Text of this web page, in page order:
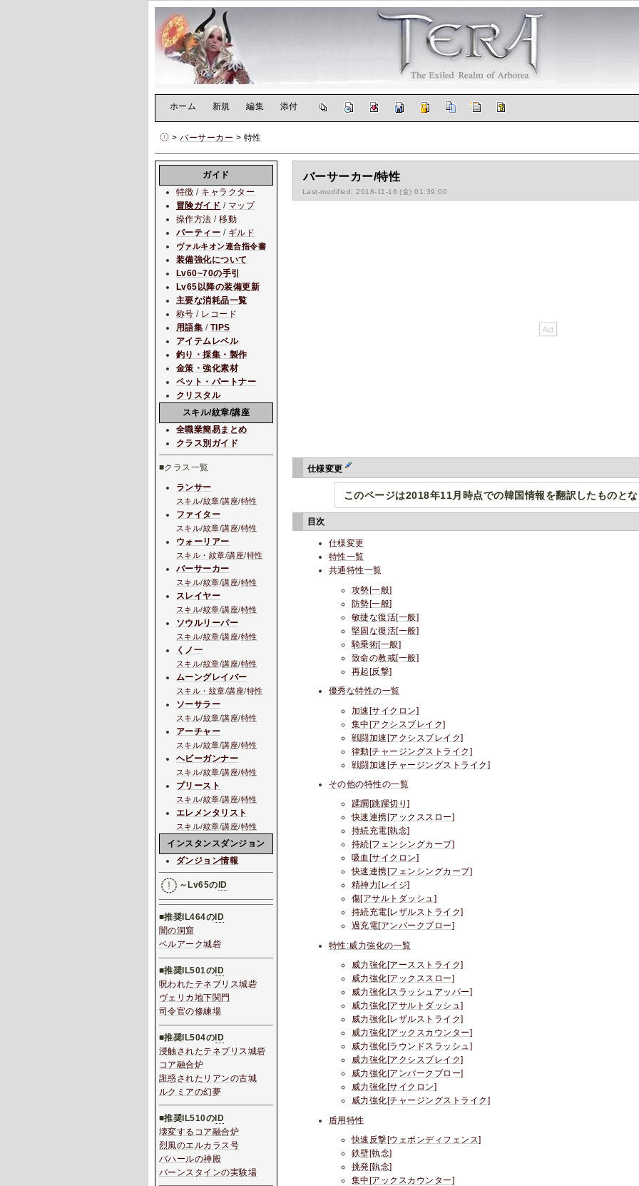
ホーム 新規 編集 添付
>バーサーカー > 特性
バーサーカー/特性
Last-modified: 2018-11-16 (金) 01:39:00
仕様変更
このページは2018年11月時点での韓国情報を翻訳したものと
目次
仕様変更
特性一覧
共通特性一覧
攻勢[一般]
防勢[一般]
敏捷な復活[一般]
堅固な復活[一般]
騎乗術[一般]
致命の教戒[一般]
再起[反撃]
優秀な特性の一覧
加速[サイクロン]
集中[アクシスブレイク]
戦闘加速[アクシスブレイク]
律動[チャージングストライク]
戦闘加速[チャージングストライク]
その他の特性の一覧
蹂躙[跳躍切り]
快速連携[アックススロー]
持続充電[執念]
持続[フェンシングカーブ]
吸血[サイクロン]
快速連携[フェンシングカーブ]
精神力[レイジ]
傷[アサルトダッシュ]
持続充電[レザルストライク]
過充電[アンパークブロー]
特性:威力強化の一覧
威力強化[アースストライク]
威力強化[アックススロー]
威力強化[スラッシュアッパー]
威力強化[アサルトダッシュ]
威力強化[レザルストライク]
威力強化[アックスカウンター]
威力強化[ラウンドスラッシュ]
威力強化[アクシスブレイク]
威力強化[アンパークブロー]
威力強化[サイクロン]
威力強化[チャージングストライク]
盾用特性
快速反撃[ウェポンディフェンス]
鉄壁[執念]
挑発[執念]
集中[アックスカウンター]
ガイド
特徴 / キャラクター
冒険ガイド / マップ
操作方法 /移動
パーティー / ギルド
ヴァルキオン連合指令書
装備強化について
Lv60~70の手引
Lv65以降の装備更新
主要な消耗品一覧
称号 / レコード
用語集 / TIPS
アイテムレベル
釣り・採集・製作
金策・強化素材
ペット・パートナー
クリスタル
スキル/紋章/講座
全職業簡易まとめ
クラス別ガイド
■クラス一覧
ランサー
スキル/紋章/講座/特性
ファイター
スキル/紋章/講座/特性
ウォーリアー
スキル・紋章/講座/特性
バーサーカー
スキル/紋章/講座/特性
スレイヤー
スキル/紋章/講座/特性
ソウルリーパー
スキル/紋章/講座/特性
くノ一
スキル/紋章/講座/特性
ムーングレイバー
スキル・紋章/講座/特性
ソーサラー
スキル/紋章/講座/特性
アーチャー
スキル/紋章/講座/特性
ヘビーガンナー
スキル/紋章/講座/特性
プリースト
スキル/紋章/講座/特性
エレメンタリスト
スキル/紋章/講座/特性
インスタンスダンジョン
ダンジョン情報
～Lv65のID
■推奨IL464の ID
闇の洞窟
ベルアーク城砦
■推奨IL501の ID
呪われたテネブリス城砦
ヴェリカ地下関門
司令官の修練場
■推奨IL504のID
浸触されたテネブリス城砦
コア融合炉
誑惑されたリアンの古城
ルクミアの幻夢
■推奨IL510のID
壊変するコア融合炉
烈風のエルカラス号
バハールの神殿
バーンスタインの実験場